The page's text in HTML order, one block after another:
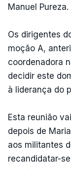
Manuel Pureza.
Os dirigentes
moção A,
coordenadora
decidir este
à liderança do
Esta reunião
depois de
aos militantes
recandidatar-